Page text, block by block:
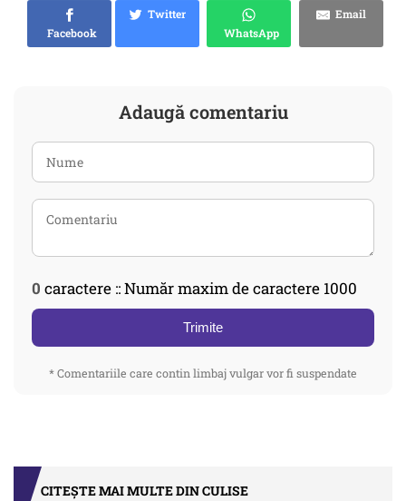
Facebook
Twitter
WhatsApp
Email
Adaugă comentariu
0 caractere :: Număr maxim de caractere 1000
Trimite
* Comentariile care contin limbaj vulgar vor fi suspendate
CITEȘTE MAI MULTE DIN CULISE